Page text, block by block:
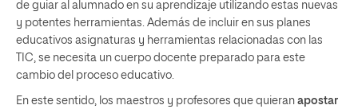
de guiar al alumnado en su aprendizaje utilizando estas nuevas
y potentes herramientas. Además de incluir en sus planes
educativos asignaturas y herramientas relacionadas con las
TIC, se necesita un cuerpo docente preparado para este
cambio del proceso educativo.
En este sentido, los maestros y profesores que quieran apostar